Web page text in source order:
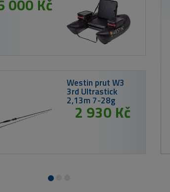
216 Kč
54 Kč
Westin Gumová
15g Super Orange